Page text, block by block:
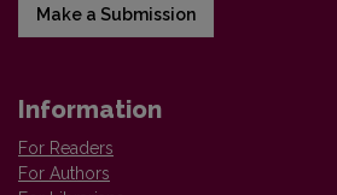
Make a Submission
Information
For Readers
For Authors